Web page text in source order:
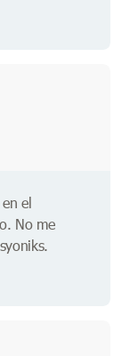
el
No me